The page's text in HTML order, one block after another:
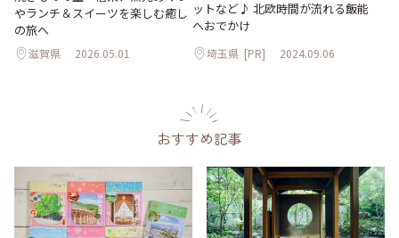
やランチ＆スイーツを楽しむ癒し
の旅へ
滋賀県 2026.05.01
ットなど♪ 北欧時間が流れる飯能
へおでかけ
埼玉県 [PR] 2024.09.06
おすすめ記事